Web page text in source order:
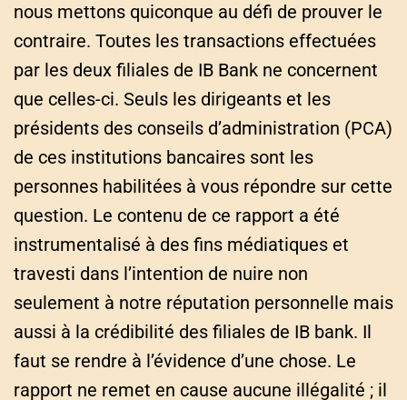
nous mettons quiconque au défi de prouver le
contraire. Toutes les transactions effectuées
par les deux filiales de IB Bank ne concernent
que celles-ci. Seuls les dirigeants et les
présidents des conseils d’administration (PCA)
de ces institutions bancaires sont les
personnes habilitées à vous répondre sur cette
question. Le contenu de ce rapport a été
instrumentalisé à des fins médiatiques et
travesti dans l’intention de nuire non
seulement à notre réputation personnelle mais
aussi à la crédibilité des filiales de IB bank. Il
faut se rendre à l’évidence d’une chose. Le
rapport ne remet en cause aucune illégalité ; il